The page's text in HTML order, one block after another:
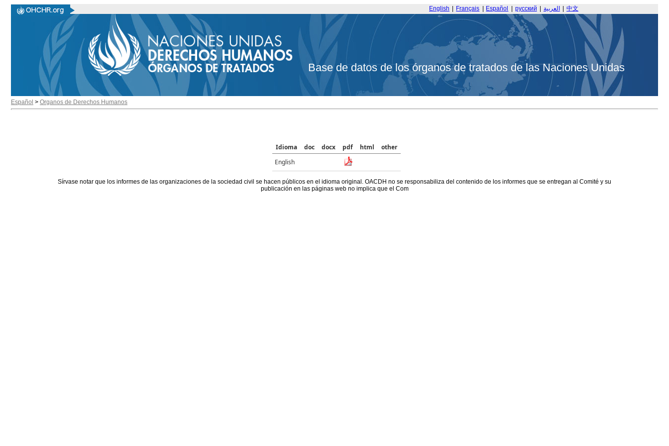
English Français Español русский العربية 中文
Base de datos de los órganos de tratados de las Naciones Unidas
Español > Organos de Derechos Humanos
Idioma doc docx pdf html
other
English
Sírvase notar que los informes de las organizaciones de la sociedad civil se hacen públicos en el idioma original. OACDH no se responsabiliza del contenido de los informes que se entregan al Comité y su
publicación en las páginas web no implica que el Com